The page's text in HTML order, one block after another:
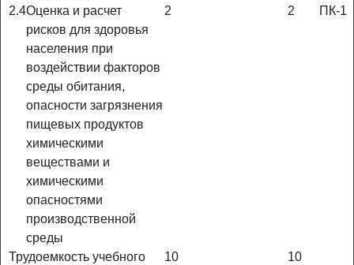
2.4Оценка и расчет
рисков для здоровья
населения при
воздействии факторов
среды обитания,
опасности загрязнения
пищевых продуктов
химическими
веществами и
химическими
опасностями
производственной
среды
2 2 ПК-1
Трудоемкость учебного
10 10